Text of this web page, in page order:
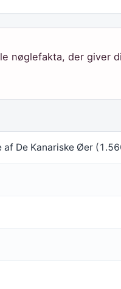
nøglefakta, der giver
De Kanariske Øer